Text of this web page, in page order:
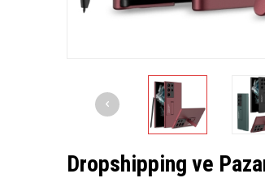
Dropshipping ve